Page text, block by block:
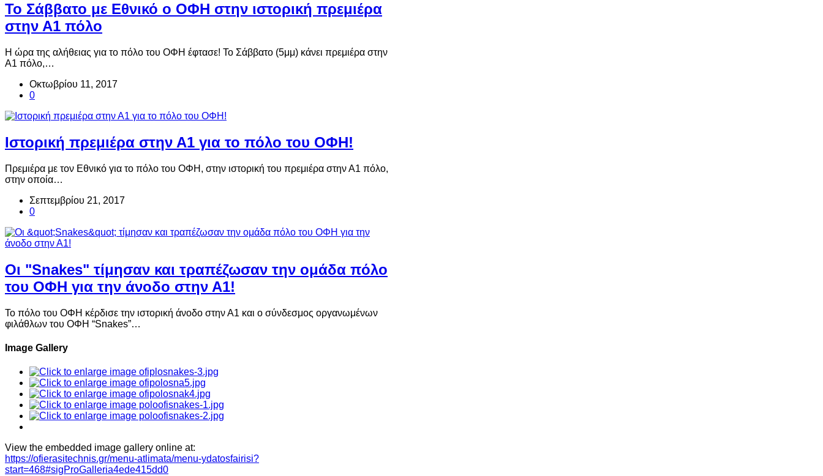
Το Σάββατο με Εθνικό ο ΟΦΗ στην ιστορική πρεμιέρα
στην Α1 πόλο
Η ώρα της αλήθειας για το πόλο του ΟΦΗ έφτασε! Το Σάββατο (5μμ) κάνει πρεμιέρα στην
Α1 πόλο,…
Οκτωβρίου 11, 2017
0
Ιστορική πρεμιέρα στην Α1 για το πόλο του ΟΦΗ!
Πρεμιέρα με τον Εθνικό για το πόλο του ΟΦΗ, στην ιστορική του πρεμιέρα στην Α1 πόλο,
στην οποία…
Σεπτεμβρίου 21, 2017
0
Οι "Snakes" τίμησαν και τραπέζωσαν την ομάδα πόλο
του ΟΦΗ για την άνοδο στην Α1!
Το πόλο του ΟΦΗ κέρδισε την ιστορική άνοδο στην Α1 και ο σύνδεσμος οργανωμένων
φιλάθλων του ΟΦΗ “Snakes”…
Image Gallery
View the embedded image gallery online at:
https://ofierasitechnis.gr/menu-atlimata/menu-ydatosfairisi?
start=468#sigProGalleria4ede415dd0